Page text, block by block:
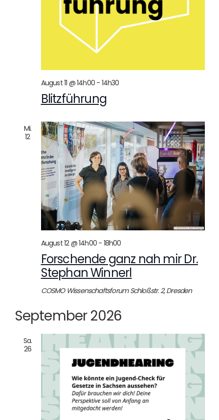
Blitzführung
August 11 @ 14h00- 14h30
Mi.
12
Forschende ganz nah mir Dr.
Stephan Winnerl
August 12 @ 14h00- 18h00
COSMO WissenschaftsforumSchloßstr. 2, Dresden
September 2026
Sa.
26